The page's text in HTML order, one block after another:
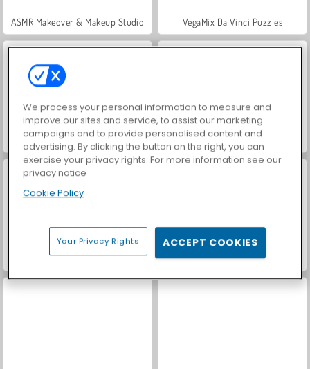
ASMR Makeover & Makeup Studio VegaMix Da Vinci Puzzles
Farm Merge Valley Hidden Object: Street of Secrets
World War 2 Shooter Car Parking City Duel
We process your personal information to measure and
improve our sites and service, to assist our marketing
campaigns and to provide personalised content and
advertising. By clicking the button on the right, you can
exercise your privacy rights. For more information see our
privacy notice
Cookie Policy
Your Privacy Rights ACCEPT COOKIES